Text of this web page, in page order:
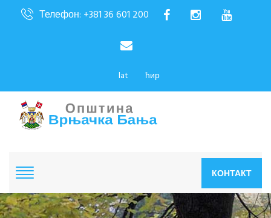
Телефон: +381 36 601 200
lat ћир
КОНТАКТ